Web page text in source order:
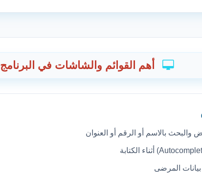
أهم القوائم والشاشات في البرنامج
والبحث بالاسم أو الرقم أو العنوان
المرضى